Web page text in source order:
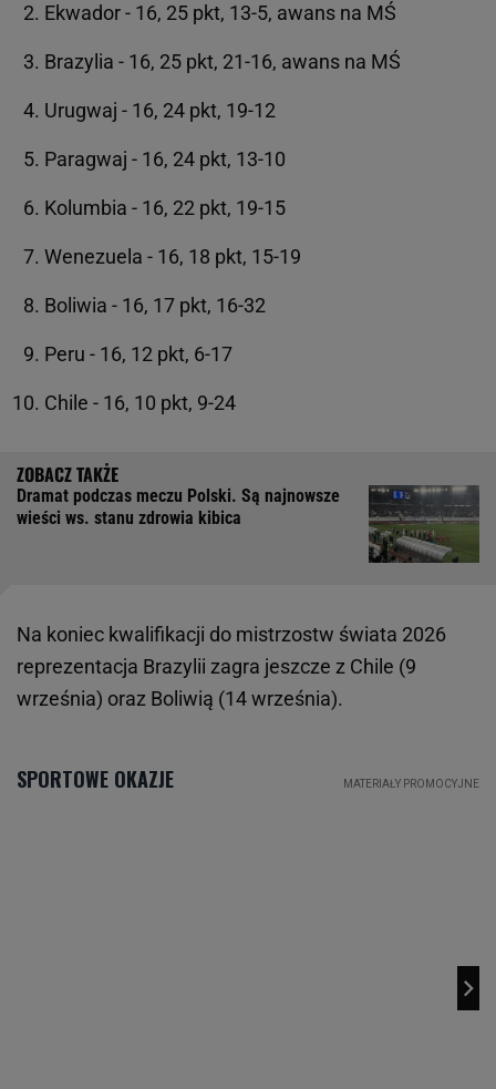
Ekwador - 16, 25 pkt, 13-5, awans na MŚ
Brazylia - 16, 25 pkt, 21-16, awans na MŚ
Urugwaj - 16, 24 pkt, 19-12
Paragwaj - 16, 24 pkt, 13-10
Kolumbia - 16, 22 pkt, 19-15
Wenezuela - 16, 18 pkt, 15-19
Boliwia - 16, 17 pkt, 16-32
Peru - 16, 12 pkt, 6-17
Chile - 16, 10 pkt, 9-24
Dramat podczas meczu Polski. Są najnowsze
wieści ws. stanu zdrowia kibica
Na koniec kwalifikacji do mistrzostw świata 2026
reprezentacja Brazylii zagra jeszcze z Chile (9
września) oraz Boliwią (14 września).